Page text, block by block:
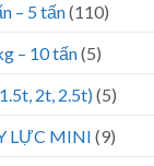
– 5 tấn(110)
– 10 tấn(5)
2t, 2.5t)(5)
LỰC MINI (9)